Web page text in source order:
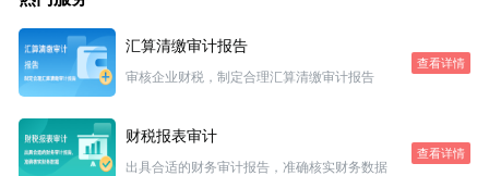
汇算清缴审计报告
审核企业财税，制定合理汇算清缴审计报告
查看详情
财税报表审计
出具合适的财务审计报告，准确核实财务数据
查看详情